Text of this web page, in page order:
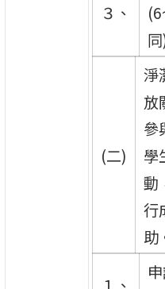
３、
(二)
淨
放
參
學
動
行
助